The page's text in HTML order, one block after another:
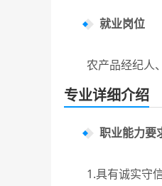
就业岗位
农产品经纪人、
专业详细介绍
职业能力要
1.具有诚实守信